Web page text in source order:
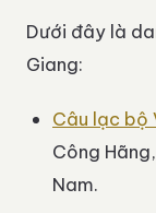
Dưới đây là
Giang:
Câu lạc bộ
Công
Nam.